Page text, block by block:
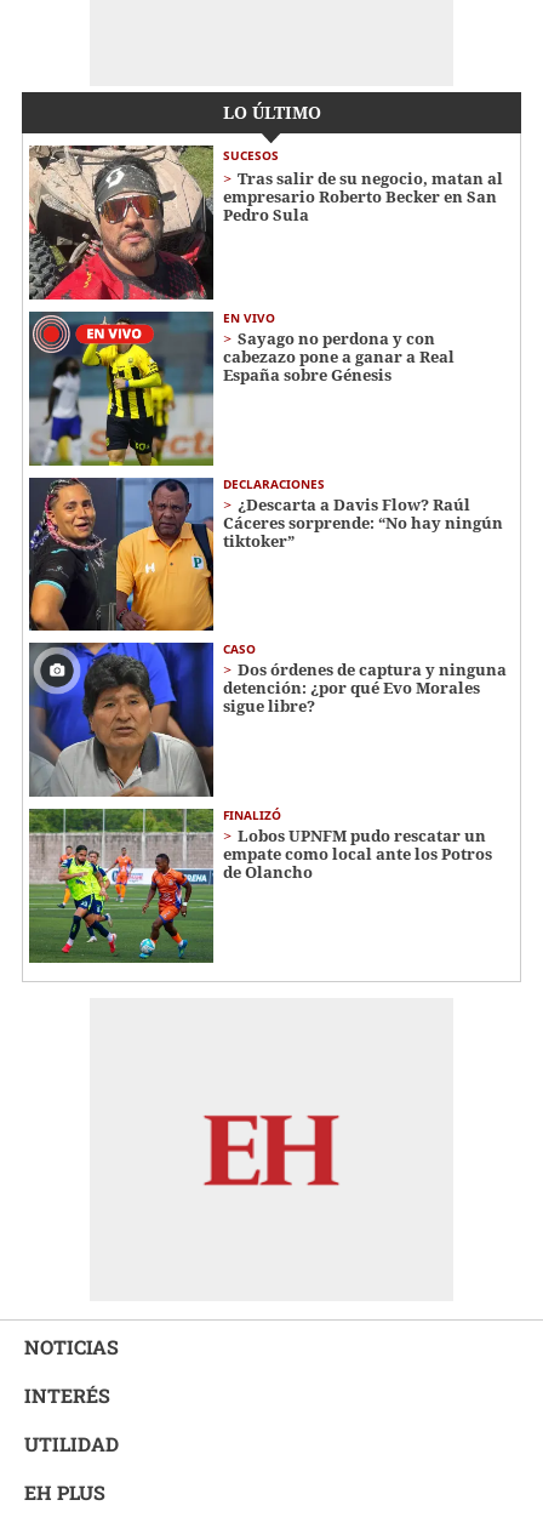
LO ÚLTIMO
SUCESOS
Tras salir de su negocio, matan al
empresario Roberto Becker en San
Pedro Sula
EN VIVO
Sayago no perdona y con
cabezazo pone a ganar a Real
España sobre Génesis
DECLARACIONES
¿Descarta a Davis Flow? Raúl
Cáceres sorprende: “No hay ningún
tiktoker”
CASO
Dos órdenes de captura y ninguna
detención: ¿por qué Evo Morales
sigue libre?
FINALIZÓ
Lobos UPNFM pudo rescatar un
empate como local ante los Potros
de Olancho
NOTICIAS
INTERÉS
UTILIDAD
EH PLUS